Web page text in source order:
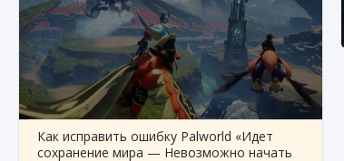
Как исправить ошибку Palworld «Идет
сохранение мира — Невозможно начать